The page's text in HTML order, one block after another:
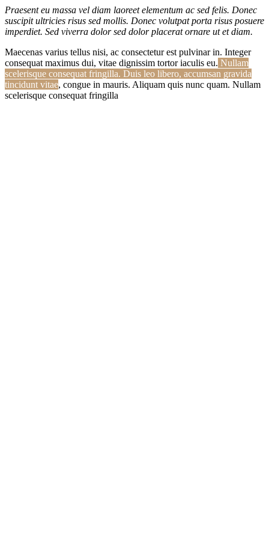
Praesent eu massa vel diam laoreet elementum ac sed felis. Donec
suscipit ultricies risus sed mollis. Donec volutpat porta risus posuere
imperdiet. Sed viverra dolor sed dolor placerat ornare ut et diam.
Maecenas varius tellus nisi, ac consectetur est pulvinar in. Integer
consequat maximus dui, vitae dignissim tortor iaculis eu. Nullam
scelerisque consequat fringilla. Duis leo libero, accumsan gravida
tincidunt vitae, congue in mauris. Aliquam quis nunc quam. Nullam
scelerisque consequat fringilla